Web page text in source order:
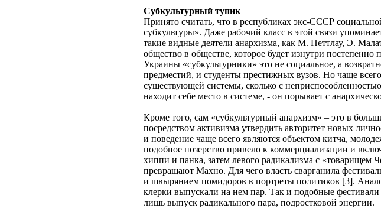
Субкультурный тупик
Принято считать, что в республиках экс-СССР
субкультуры». Даже рабочий класс в этой связи
такие видные деятели анархизма, как М. Неттлау, Э.
общество в обществе, которое будет изнутри
Украины «субкультурники» это не социальное, а
предместий, и студенты престижных вузов. Но чаще
существующей системы, сколько с
находит себе место в системе, - он порывает с
Кроме того, сам «субкультурный анархизм» – это в
посредством активизма утвердить авторитет новых
и поведение чаще всего являются объектом китча,
подобное позерство привело к коммерциализации и
хиппи и панка, затем левого радикализма с «товарищем
превращают Махно. Для чего власть сварганила
и швырянием помидоров в портреты политиков [3].
клерки выпускали на нем пар. Так и подобные
лишь выпуск радикального пара, подростковой энергии.